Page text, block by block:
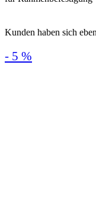
Kunden haben sich
- 5 %